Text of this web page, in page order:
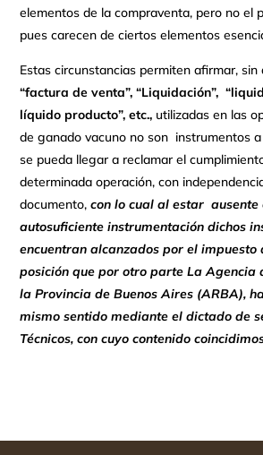
elementos de la compraventa, pero no el
pues carecen de ciertos elementos
Estas circunstancias permiten afirmar, sin
“factura de venta”, “Liquidación”,
líquido producto”, etc., utilizadas en las
de ganado vacuno no son instrumentos
se pueda llegar a reclamar el
determinada operación, con
documento,con lo cual al estar
autosuficiente instrumentación dichos
encuentran alcanzados por el impuesto
posición que por otro parte La Agencia
la Provincia de Buenos Aires (ARBA),
mismo sentido mediante el dictado de
Técnicos, con cuyo contenido